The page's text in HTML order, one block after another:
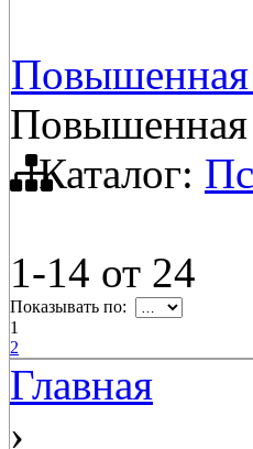
Повышенная
Повышенная
Каталог:
1-14 от 24
Показывать по:
1
2
Главная
›